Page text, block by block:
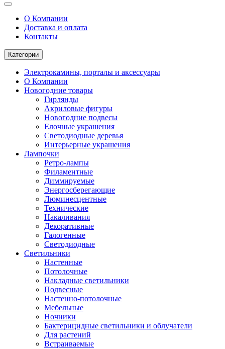
О Компании
Доставка и оплата
Контакты
Категории
Электрокамины, порталы и аксессуары
О Компании
Новогодние товары
Гирлянды
Акриловые фигуры
Новогодние подвесы
Елочные украшения
Светодиодные деревья
Интерьерные украшения
Лампочки
Ретро-лампы
Филаментные
Диммируемые
Энергосберегающие
Люминесцентные
Технические
Накаливания
Декоративные
Галогенные
Светодиодные
Светильники
Настенные
Потолочные
Накладные светильники
Подвесные
Настенно-потолочные
Мебельные
Ночники
Бактерицидные светильники и облучатели
Для растений
Встраиваемые